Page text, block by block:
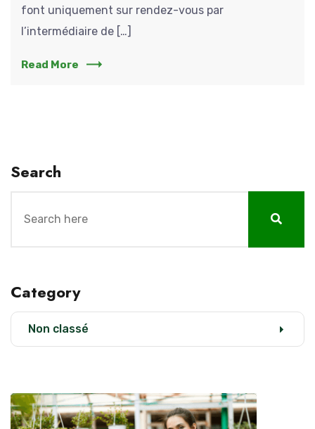
font uniquement sur rendez-vous par
l’intermédiaire de […]
Read More
Search
Category
Non classé